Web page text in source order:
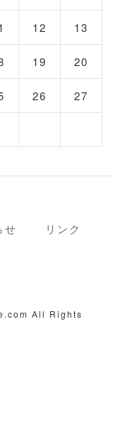
12 13
19 20
26 27
せ リンク
All Rights